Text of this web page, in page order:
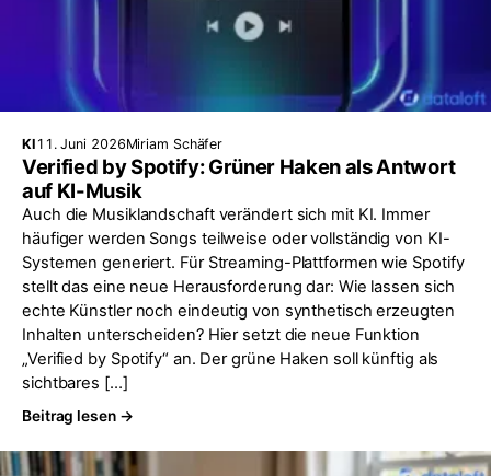
KI 11. Juni 2026Miriam Schäfer
Verified by Spotify: Grüner Haken als Antwort
auf KI-Musik
Auch die Musiklandschaft verändert sich mit KI. Immer
häufiger werden Songs teilweise oder vollständig von KI-
Systemen generiert. Für Streaming-Plattformen wie Spotify
stellt das eine neue Herausforderung dar: Wie lassen sich
echte Künstler noch eindeutig von synthetisch erzeugten
Inhalten unterscheiden? Hier setzt die neue Funktion
„Verified by Spotify“ an. Der grüne Haken soll künftig als
sichtbares […]
Beitrag lesen →